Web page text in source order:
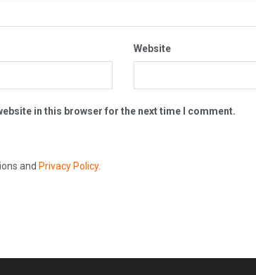
Website
in this browser for the next time I comment.
and Privacy Policy.